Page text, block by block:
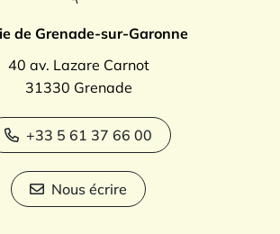
de Grenade-sur-Garonne
40 av. Lazare Carnot
31330 Grenade
+33 5 61 37 66 00
Nous écrire